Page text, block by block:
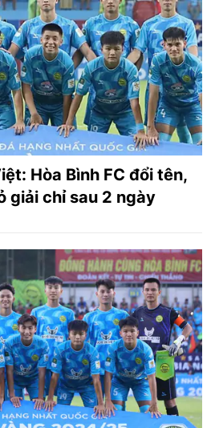
Hòa Bình FC đổi tên,
giải chỉ sau 2 ngày